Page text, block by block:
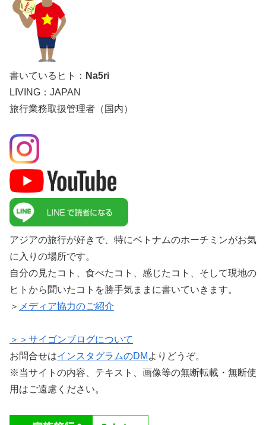
書いているヒト： Na5ri
LIVING：JAPAN
旅行業務取扱管理者（国内）
アジアの旅行が好きで、特にベトナムのホーチミンがお気
に入りの場所です。
自分の見たコト、食べたコト、感じたコト、そして現地の
ヒトから聞いたコトを勝手気ままに書いていきます。
＞ メディア協力のご紹介
＞＞サイゴンブログについて
お問合せはインスタグラムのDM よりどうぞ。
※当サイトの内容、テキスト、画像等の無断転載・無断使
用はご遠慮ください。